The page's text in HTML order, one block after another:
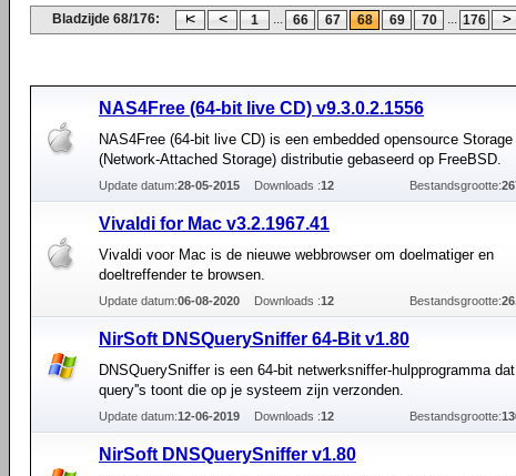
Bladzijde 68/176: 1 ... 66 67 68 69 70 ... 176
NAS4Free (64-bit live CD) v9.3.0.2.1556
NAS4Free (64-bit live CD) is een embedded opensource Storage
(Network-Attached Storage) distributie gebaseerd op FreeBSD.
Update datum:28-05-2015 Downloads :12 Bestandsgrootte:
Vivaldi for Mac v3.2.1967.41
Vivaldi voor Mac is de nieuwe webbrowser om doelmatiger en
doeltreffender te browsen.
Update datum:06-08-2020 Downloads :12 Bestandsgrootte:
NirSoft DNSQuerySniffer 64-Bit v1.80
DNSQuerySniffer is een 64-bit netwerksniffer-hulpprogramma
query''s toont die op je systeem zijn verzonden.
Update datum:12-06-2019 Downloads :12 Bestandsgrootte:
NirSoft DNSQuerySniffer v1.80